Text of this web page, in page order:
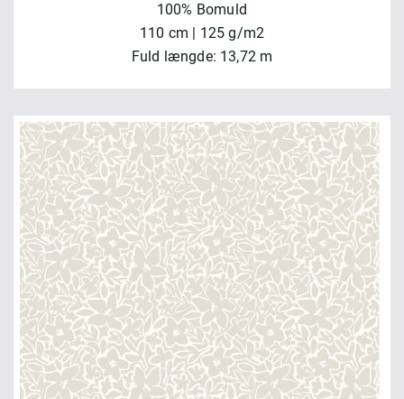
100% Bomuld
110 cm | 125 g/m2
Fuld længde: 13,72 m